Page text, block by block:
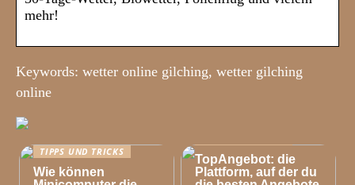
mehr!
Keywords: wetter online gilching, wetter gilching
online
TIPPS UND TRICKS
Wie können
TopAngebot: die
Plattform, auf der du